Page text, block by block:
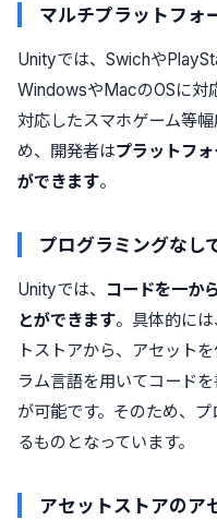
マルチプラットフォ
Unityでは、Swichや
WindowsやMacのOSに対
対応したスマホゲーム等
め、開発者はプラットフ
ができます。
プログラミングなし
Unityでは、
コードを一か
とができます。具体的に
トストアから、アセット
ラム言語を用いてコード
が可能です。そのため、
るものとなっています。
アセットストアのア